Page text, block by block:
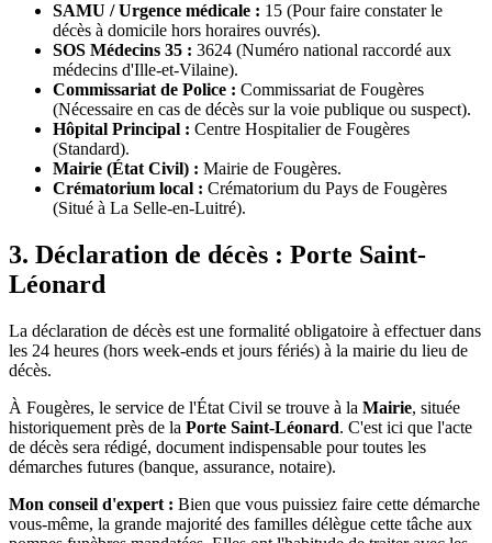
SAMU / Urgence médicale : 15 (Pour faire constater le
décès à domicile hors horaires ouvrés).
SOS Médecins 35 : 3624 (Numéro national raccordé aux
médecins d'Ille-et-Vilaine).
Commissariat de Police : Commissariat de Fougères
(Nécessaire en cas de décès sur la voie publique ou suspect).
Hôpital Principal : Centre Hospitalier de Fougères
(Standard).
Mairie (État Civil) : Mairie de Fougères.
Crématorium local : Crématorium du Pays de Fougères
(Situé à La Selle-en-Luitré).
3. Déclaration de décès : Porte Saint-
Léonard
La déclaration de décès est une formalité obligatoire à effectuer dans
les 24 heures (hors week-ends et jours fériés) à la mairie du lieu de
décès.
À Fougères, le service de l'État Civil se trouve à la Mairie, située
historiquement près de la Porte Saint-Léonard. C'est ici que l'acte
de décès sera rédigé, document indispensable pour toutes les
démarches futures (banque, assurance, notaire).
Mon conseil d'expert : Bien que vous puissiez faire cette démarche
vous-même, la grande majorité des familles délègue cette tâche aux